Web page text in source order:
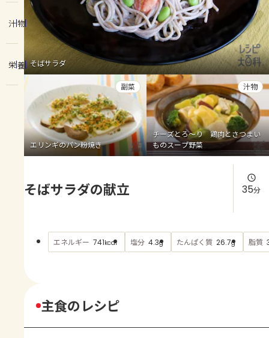
コンテンツ
レシピ
トーク
よくあるお問い合わせ
お買い物
AJINOMOTO PARK とは
ピーマン
みょうが ゴーヤ
汁物
栄養 そばサラダ
エリンギのパン粉焼き
副菜
チーズとろ～り 鶏肉とさつまい
ものスープ野菜
汁物
そばサラダの献立 35分
エネルギー 741kcal 塩分 4.3g たんぱく質 26.7g 脂質
主食のレシピ